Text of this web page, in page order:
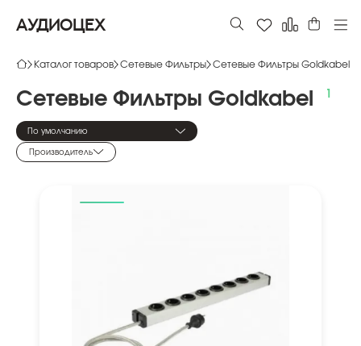
АУДИОЦЕХ
Каталог товаров Сетевые Фильтры Сетевые Фильтры Goldkabel
Сетевые Фильтры Goldkabel
Производитель
По умолчанию